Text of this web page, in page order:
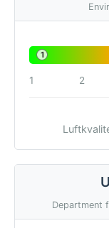
1
1 2
Department